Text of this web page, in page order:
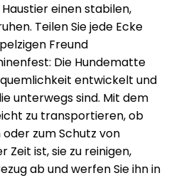
einen stabilen,
Teilen Sie jede Ecke
Freund
Die Hundematte
entwickelt und
unterwegs sind. Mit dem
zu transportieren, ob
zum Schutz von
Zeit ist, sie zu reinigen,
ab und werfen Sie ihn in